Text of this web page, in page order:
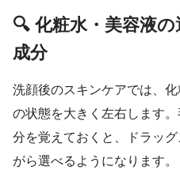
🔍 化粧水・美容液
成分
洗顔後のスキンケアでは、
の状態を大きく左右します
分を覚えておくと、ドラッ
がら選べるようになります。